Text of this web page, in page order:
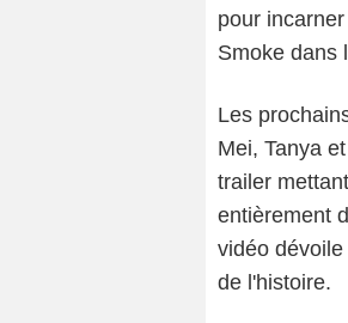
pour
Smoke dans
Les
Mei, Tanya
trailer
entièrement
vidéo
de l'histoire.